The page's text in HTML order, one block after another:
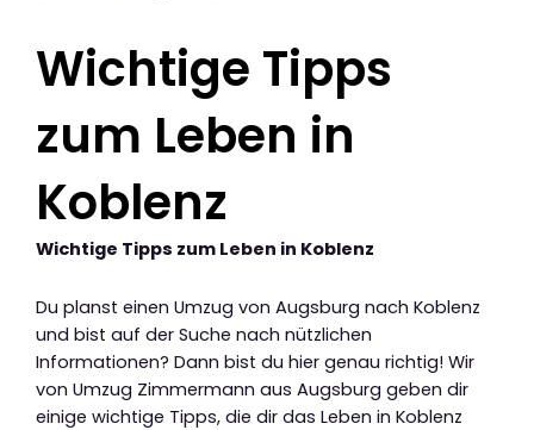
Wichtige Tipps
zum Leben in
Koblenz
Wichtige Tipps zum Leben in Koblenz
Du planst einen Umzug von Augsburg nach Koblenz
und bist auf der Suche nach nützlichen
Informationen? Dann bist du hier genau richtig! Wir
von Umzug Zimmermann aus Augsburg geben dir
einige wichtige Tipps, die dir das Leben in Koblenz